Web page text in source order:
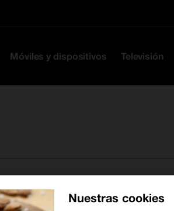
Móviles y dispositivos Televisión
Buscar tiendas cerca de
Nuestras cookies